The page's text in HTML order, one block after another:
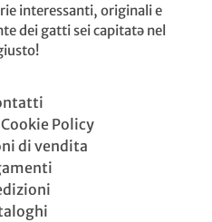
interessanti, originali e
dei gatti sei capitatə nel
Policy
di vendita